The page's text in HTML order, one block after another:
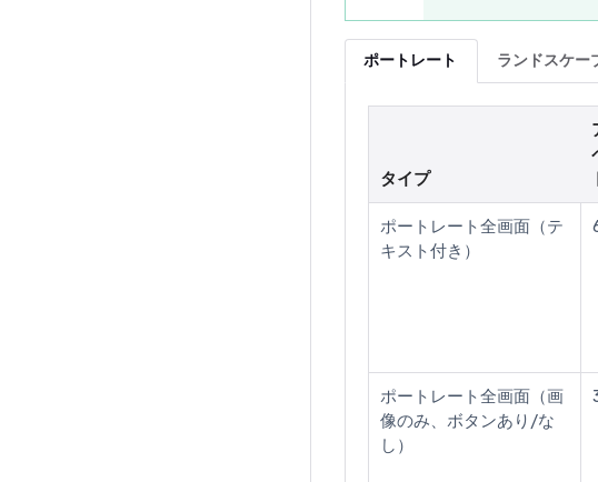
ポートレート ランドスケー
タイプ
ポートレート全画面（テ
キスト付き）
ポートレート全画面（画
像のみ、ボタンあり/な
し）